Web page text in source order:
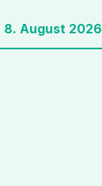
8. August 2026